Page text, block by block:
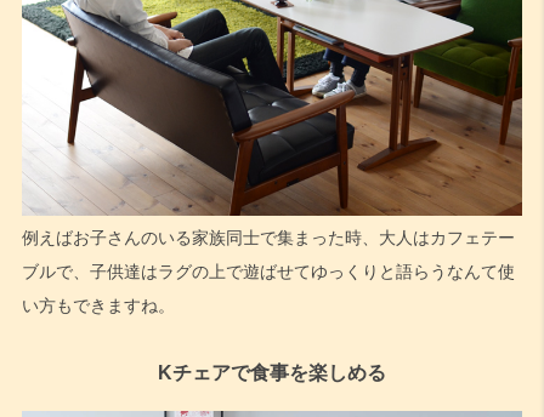
例えばお子さんのいる家族同士で集まった時、大人はカフェテー
ブルで、子供達はラグの上で遊ばせてゆっくりと語らうなんて使
い方もできますね。
Kチェアで食事を楽しめる